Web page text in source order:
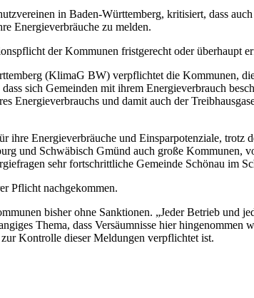
in Baden-Württemberg, kritisiert, dass
Energieverbräuche zu melden.
der Kommunen fristgerecht oder überhaupt
(KlimaG BW) verpflichtet die Kommunen,
sich Gemeinden mit ihrem Energieverbrauch
Energieverbrauchs und damit auch der
ihre Energieverbräuche und Einsparpotenziale,
und Schwäbisch Gmünd auch große Kommunen,
sehr fortschrittliche Gemeinde Schönau im
Pflicht nachgekommen.
bisher ohne Sanktionen. „Jeder Betrieb und
Thema, dass Versäumnisse hier hingenommen
Kontrolle dieser Meldungen verpflichtet ist.